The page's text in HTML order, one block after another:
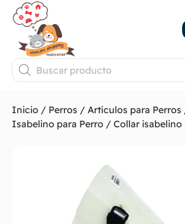
Inicio / Perros / Artículos para Perros
Isabelino para Perro / Collar isabelino